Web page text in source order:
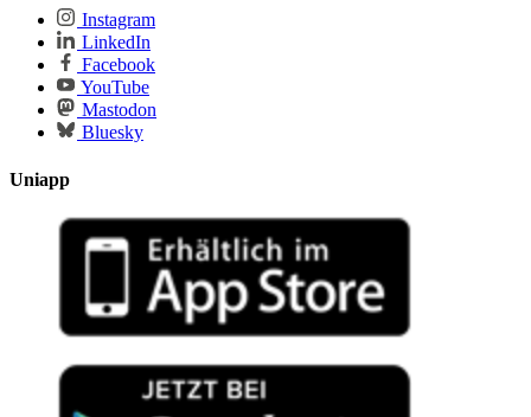
Instagram
LinkedIn
Facebook
YouTube
Mastodon
Bluesky
Uniapp